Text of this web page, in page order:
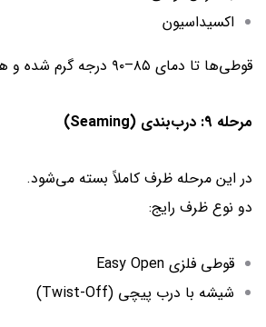
اکسیداسیون
قوطی‌ها تا دمای ۸۵–۹۰ درجه گرم شده و هوا خارج می‌شود.
مرحله 9: درب‌بندی (Seaming)
در این مرحله ظرف کاملاً بسته می‌شود.
دو نوع ظرف رایج:
قوطی فلزی Easy Open
شیشه با درب پیچی (Twist-Off)